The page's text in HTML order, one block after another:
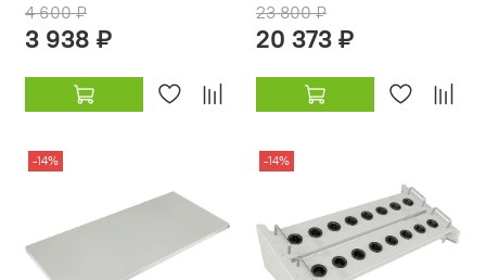
4 600 ₽
3 938 ₽
23 800 ₽
20 373 ₽
-14% -14%